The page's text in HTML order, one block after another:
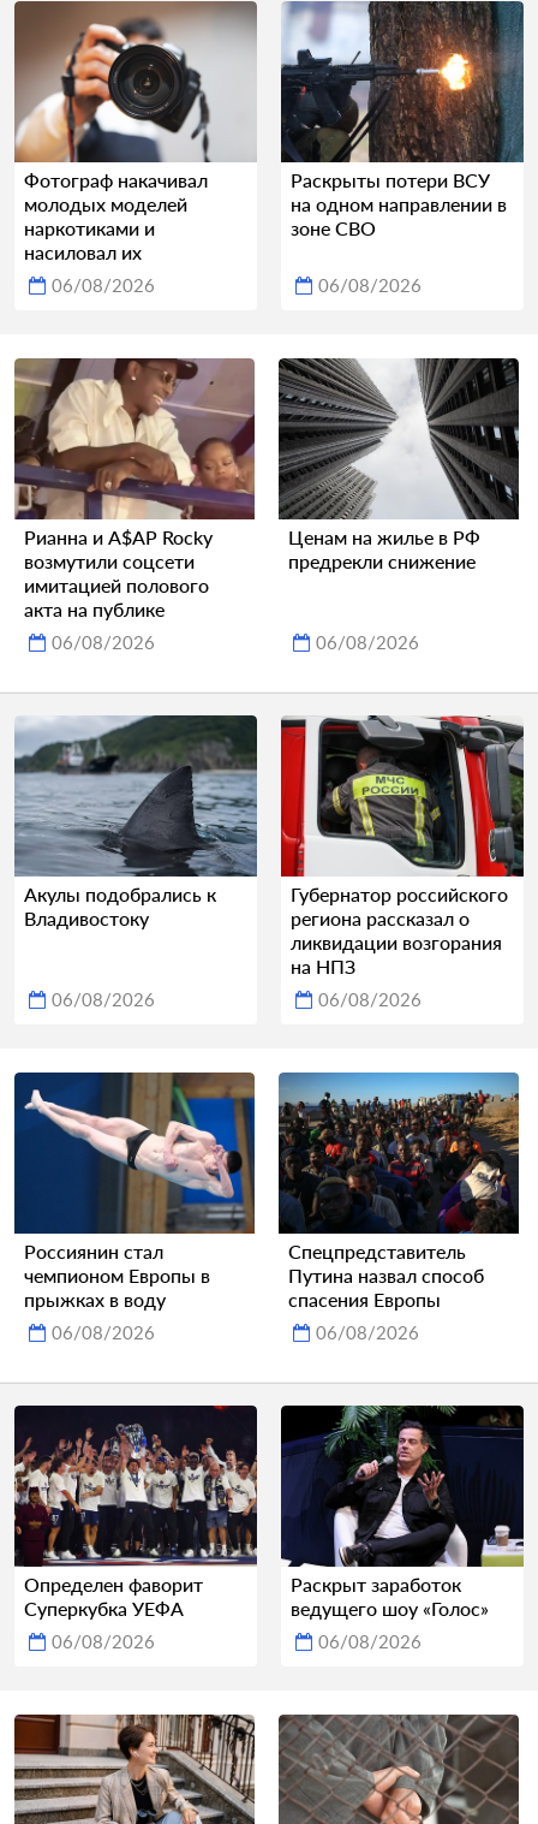
Фотограф накачивал
молодых моделей
наркотиками и
насиловал их
06/08/2026
Раскрыты потери ВСУ
на одном направлении в
зоне СВО
06/08/2026
Рианна и A$AP Rocky
возмутили соцсети
имитацией полового
акта на публике
06/08/2026
Ценам на жилье в РФ
предрекли снижение
06/08/2026
Акулы подобрались к
Владивостоку
06/08/2026
Губернатор российского
региона рассказал о
ликвидации возгорания
на НПЗ
06/08/2026
Россиянин стал
чемпионом Европы в
прыжках в воду
06/08/2026
Спецпредставитель
Путина назвал способ
спасения Европы
06/08/2026
Определен фаворит
Суперкубка УЕФА
06/08/2026
Раскрыт заработок
ведущего шоу «Голос»
06/08/2026